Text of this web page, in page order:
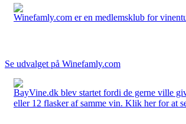
Winefamly.com er en medlemsklub for
Se udvalget på Winefamly.com
BayVine.dk blev startet fordi de gerne ville
eller 12 flasker af samme vin. Klik her for at